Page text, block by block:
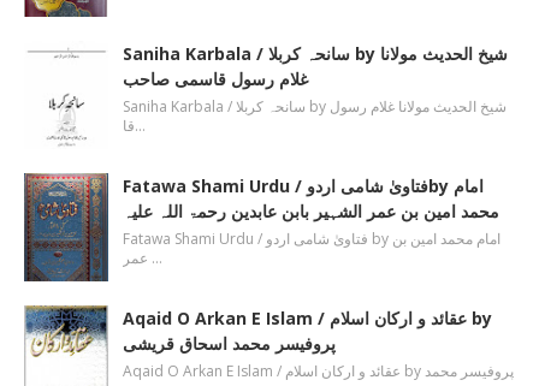
Saniha Karbala / سانحہ کربلا by شیخ الحدیث مولانا
غلام رسول قاسمی صاحب
Saniha Karbala / سانحہ کربلا by شیخ الحدیث مولانا غلام رسول
قا…
Fatawa Shami Urdu / فتاویٰ شامی اردوby امام
محمد امین بن عمر الشہیر بابن عابدین رحمۃ اللہ علیہ
Fatawa Shami Urdu / فتاویٰ شامی اردو by امام محمد امین بن
عمر …
Aqaid O Arkan E Islam / عقائد و ارکان اسلام by
پروفیسر محمد اسحاق قریشی
Aqaid O Arkan E Islam / عقائد و ارکان اسلام by پروفیسر محمد